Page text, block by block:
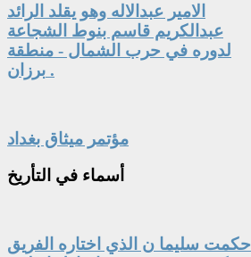
الامير عبدالاله وهو يقلد الرائد
عبدالكريم قاسم بنوط الشجاعة
لدوره في حرب الشمال - منطقة
برزان .
مؤتمر ميثاق بغداد
أسماء في التأريخ
حكمت سليما ن الذي اختاره الفريق